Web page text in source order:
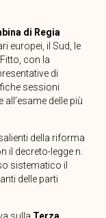
di Regia
europei, il Sud, le
con la
di
sessioni
delle più
della riforma
il decreto-legge n.
sistematico il
delle parti
sulla Terza